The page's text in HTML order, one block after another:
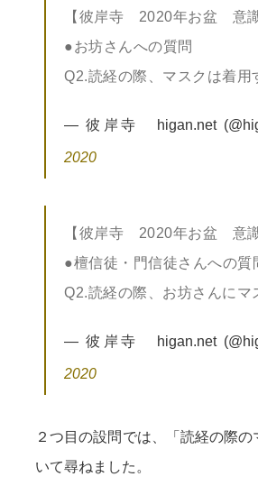
【彼岸寺 2020年お盆 意識
●お坊さんへの質問
Q2.読経の際、マスクは着用
— 彼岸寺 higan.net
2020
【彼岸寺 2020年お盆 意識
●檀信徒・門信徒さんへの質
Q2.読経の際、お坊さんにマ
— 彼岸寺 higan.net
2020
２つ目の設問では、「読経の際
いて尋ねました。